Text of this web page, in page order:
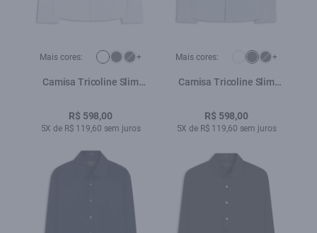
Mais cores: +
Camisa Tricoline Slim
R$ 598,00
5X de R$ 119,60 sem juros
Mais cores: +
Camisa Tricoline Slim
R$ 598,00
5X de R$ 119,60 sem juros